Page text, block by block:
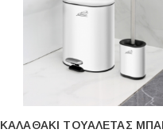
ΚΑΛΑΘΆΚΙ ΤΟΥΑΛΈΤΑΣ